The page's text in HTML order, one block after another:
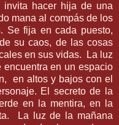
hacer hija de una
mana al compás de los
Se fija en cada puesto,
su caos, de las cosas
en sus vidas.
La luz
en un espacio
en altos y bajos con el
El secreto de la
en la mentira, en la
La luz de la mañana